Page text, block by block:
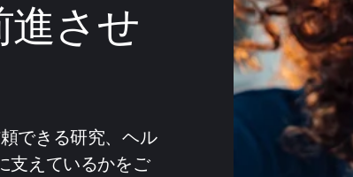
進させ
できる研究、ヘル
支えているかをご